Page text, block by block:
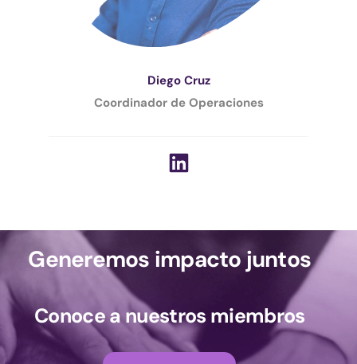
Diego Cruz
Coordinador de Operaciones
Generemos impacto juntos
Conoce a nuestros miembros